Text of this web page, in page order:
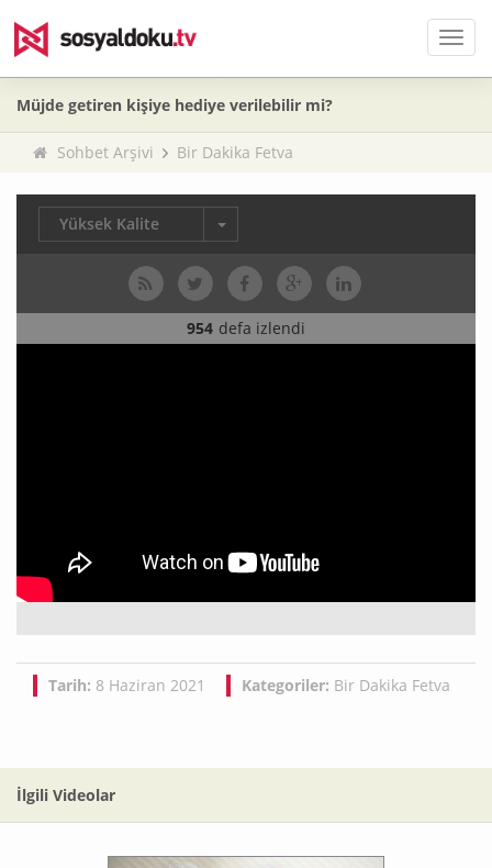
Menü
Müjde getiren kişiye hediye verilebilir mi?
Sohbet Arşivi Bir Dakika Fetva
Yüksek Kalite
954 defa izlendi
Tarih: 8 Haziran 2021 Kategoriler: Bir Dakika Fetva
İlgili Videolar